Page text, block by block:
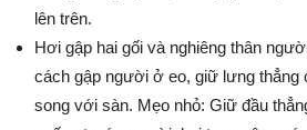
lên trên.
Hơi gập hai gối và nghiêng thân
cách gập người ở eo, giữ lưng thẳng
song với sàn. Mẹo nhỏ: Giữ đầu